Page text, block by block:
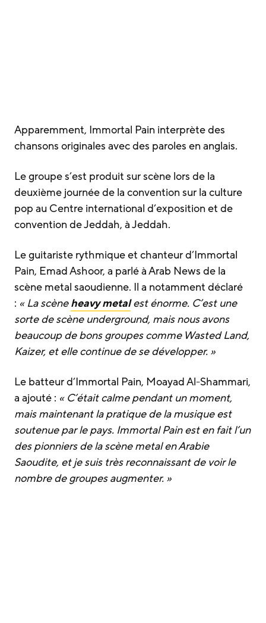
Apparemment, Immortal Pain interprète des
chansons originales avec des paroles en anglais.
Le groupe s’est produit sur scène lors de la
deuxième journée de la convention sur la culture
pop au Centre international d’exposition et de
convention de Jeddah, à Jeddah.
Le guitariste rythmique et chanteur d’Immortal
Pain, Emad Ashoor, a parlé à Arab News de la
scène metal saoudienne. Il a notamment déclaré
: « La scèneheavy metalest énorme. C’est une
sorte de scène underground, mais nous avons
beaucoup de bons groupes comme Wasted Land,
Kaizer, et elle continue de se développer. »
Le batteur d’Immortal Pain, Moayad Al-Shammari,
a ajouté : « C’était calme pendant un moment,
mais maintenant la pratique de la musique est
soutenue par le pays. Immortal Pain est en fait l’un
des pionniers de la scène metal en Arabie
Saoudite, et je suis très reconnaissant de voir le
nombre de groupes augmenter. »